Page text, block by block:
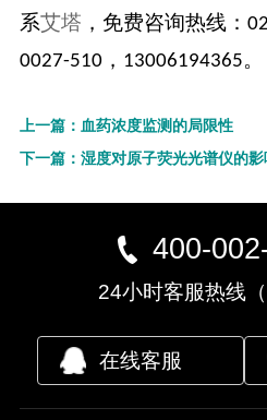
系艾塔 ，免费咨询热线：
0027-510， 13006194365。
上一篇：血药浓度监测的局限性
下一篇：湿度对原子荧光光谱仪的影
400-
24小时客服热线（
在线客服